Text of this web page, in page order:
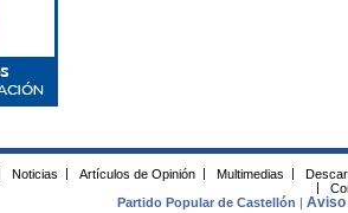
Noticias | Artículos de Opinión | Multimedias |
|
Partido Popular de Castellón |Aviso